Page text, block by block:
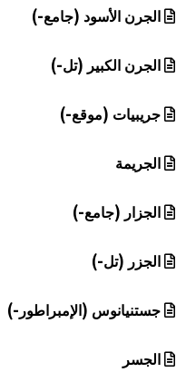
الجرن الأسود (جامع-)
الجرن الكبير (تل-)
جريبيات (موقع-)
الجريمة
الجزار (جامع-)
الجزر (تل-)
جستنيانوس (الإمبراطور-)
الجسر